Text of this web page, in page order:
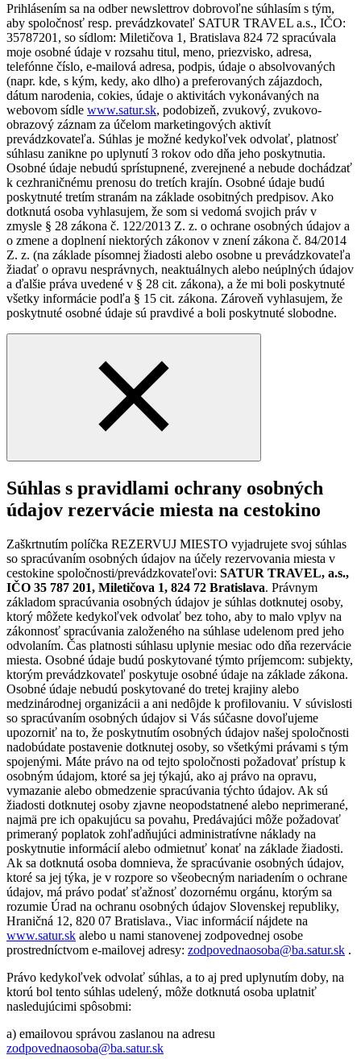
Prihlásením sa na odber newslettrov dobrovoľne súhlasím s tým,
aby spoločnosť resp. prevádzkovateľ SATUR TRAVEL a.s., IČO:
35787201, so sídlom: Miletičova 1, Bratislava 824 72 spracúvala
moje osobné údaje v rozsahu titul, meno, priezvisko, adresa,
telefónne číslo, e-mailová adresa, podpis, údaje o absolvovaných
(napr. kde, s kým, kedy, ako dlho) a preferovaných zájazdoch,
dátum narodenia, cokies, údaje o aktivitách vykonávaných na
webovom sídle www.satur.sk, podobizeň, zvukový, zvukovo-
obrazový záznam za účelom marketingových aktivít
prevádzkovateľa. Súhlas je možné kedykoľvek odvolať, platnosť
súhlasu zanikne po uplynutí 3 rokov odo dňa jeho poskytnutia.
Osobné údaje nebudú sprístupnené, zverejnené a nebude dochádzať
k cezhraničnému prenosu do tretích krajín. Osobné údaje budú
poskytnuté tretím stranám na základe osobitných predpisov. Ako
dotknutá osoba vyhlasujem, že som si vedomá svojich práv v
zmysle § 28 zákona č. 122/2013 Z. z. o ochrane osobných údajov a
o zmene a doplnení niektorých zákonov v znení zákona č. 84/2014
Z. z. (na základe písomnej žiadosti alebo osobne u prevádzkovateľa
žiadať o opravu nesprávnych, neaktuálnych alebo neúplných údajov
a ďalšie práva uvedené v § 28 cit. zákona), a že mi boli poskytnuté
všetky informácie podľa § 15 cit. zákona. Zároveň vyhlasujem, že
poskytnuté osobné údaje sú pravdivé a boli poskytnuté slobodne.
Súhlas s pravidlami ochrany osobných
údajov rezervácie miesta na cestokino
Zaškrtnutím políčka REZERVUJ MIESTO vyjadrujete svoj súhlas
so spracúvaním osobných údajov na účely rezervovania miesta v
cestokine spoločnosti/prevádzkovateľovi: SATUR TRAVEL, a.s.,
IČO 35 787 201, Miletičova 1, 824 72 Bratislava. Právnym
základom spracúvania osobných údajov je súhlas dotknutej osoby,
ktorý môžete kedykoľvek odvolať bez toho, aby to malo vplyv na
zákonnosť spracúvania založeného na súhlase udelenom pred jeho
odvolaním. Čas platnosti súhlasu uplynie mesiac odo dňa rezervácie
miesta. Osobné údaje budú poskytované týmto príjemcom: subjekty,
ktorým prevádzkovateľ poskytuje osobné údaje na základe zákona.
Osobné údaje nebudú poskytované do tretej krajiny alebo
medzinárodnej organizácii a ani nedôjde k profilovaniu. V súvislosti
so spracúvaním osobných údajov si Vás súčasne dovoľujeme
upozorniť na to, že poskytnutím osobných údajov našej spoločnosti
nadobúdate postavenie dotknutej osoby, so všetkými právami s tým
spojenými. Máte právo na od tejto spoločnosti požadovať prístup k
osobným údajom, ktoré sa jej týkajú, ako aj právo na opravu,
vymazanie alebo obmedzenie spracúvania týchto údajov. Ak sú
žiadosti dotknutej osoby zjavne neopodstatnené alebo neprimerané,
najmä pre ich opakujúcu sa povahu, Predávajúci môže požadovať
primeraný poplatok zohľadňujúci administratívne náklady na
poskytnutie informácií alebo odmietnuť konať na základe žiadosti.
Ak sa dotknutá osoba domnieva, že spracúvanie osobných údajov,
ktoré sa jej týka, je v rozpore so všeobecným nariadením o ochrane
údajov, má právo podať sťažnosť dozornému orgánu, ktorým sa
rozumie Úrad na ochranu osobných údajov Slovenskej republiky,
Hraničná 12, 820 07 Bratislava., Viac informácií nájdete na
www.satur.sk alebo u nami stanovenej zodpovednej osobe
prostredníctvom e-mailovej adresy: zodpovednaosoba@ba.satur.sk .
Právo kedykoľvek odvolať súhlas, a to aj pred uplynutím doby, na
ktorú bol tento súhlas udelený, môže dotknutá osoba uplatniť
nasledujúcimi spôsobmi:
a) emailovou správou zaslanou na adresu
zodpovednaosoba@ba.satur.sk